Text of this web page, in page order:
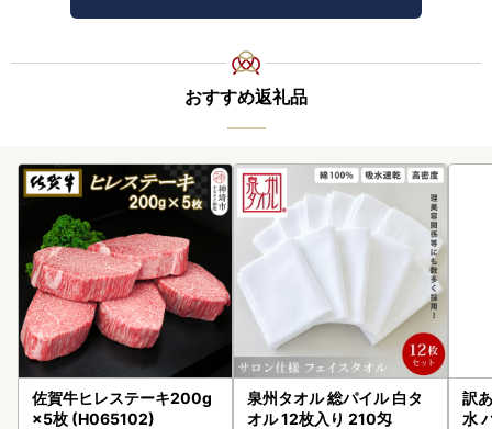
おすすめ返礼品
佐賀牛ヒレステーキ200g
×5枚 (H065102)
泉州タオル 総パイル 白タ
オル 12枚入り 210匁
訳
水